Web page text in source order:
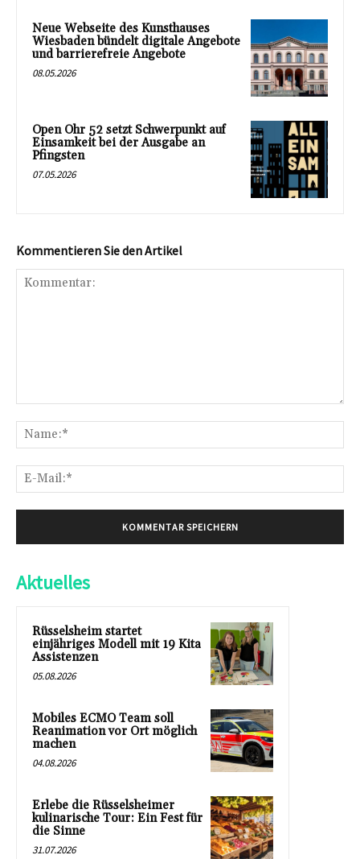
Neue Webseite des Kunsthauses
Wiesbaden bündelt digitale Angebote
und barrierefreie Angebote
08.05.2026
Open Ohr 52 setzt Schwerpunkt auf
Einsamkeit bei der Ausgabe an
Pfingsten
07.05.2026
Kommentieren Sie den Artikel
Aktuelles
Rüsselsheim startet
einjähriges Modell mit 19 Kita
Assistenzen
05.08.2026
Mobiles ECMO Team soll
Reanimation vor Ort möglich
machen
04.08.2026
Erlebe die Rüsselsheimer
kulinarische Tour: Ein Fest für
die Sinne
31.07.2026